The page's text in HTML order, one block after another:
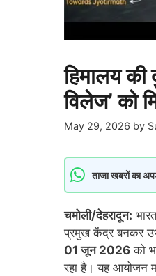
हिमालय की
विलेज’ को
May 29, 2026 by
ताजा खबरों का
चमोली/देहरादून:
प्रमुख केंद्र बनकर
01 जून 2026 को
रहा है। यह आयोजन